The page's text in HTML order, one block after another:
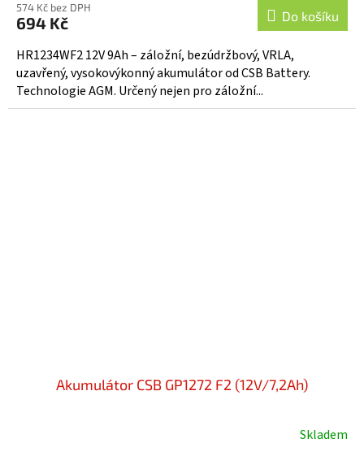
produktu
je
5,0
z
5
hvězdiček.
574 Kč bez DPH
694 Kč Do košíku
HR1234WF2 12V 9Ah – záložní, bezúdržbový, VRLA,
uzavřený, vysokovýkonný akumulátor od CSB Battery.
Technologie AGM. Určený nejen pro záložní...
Akumulátor CSB GP1272 F2 (12V/7,2Ah)
Skladem